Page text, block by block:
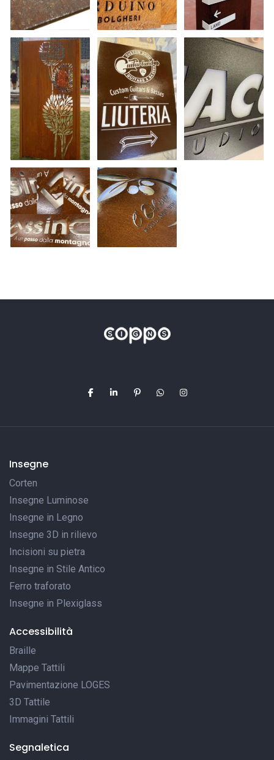
Insegne
Corten
Insegne Luminose
Insegne in Legno
Insegne 3D in rilievo
Incisioni su pietra
Insegne in Stile Antico
Ferro traforato
Insegne in Plexiglass
Accessibilità
Braille
Mappe Tattili
Pavimentazione LOGES
3D Tattile
Immagini Tattili
Segnaletica